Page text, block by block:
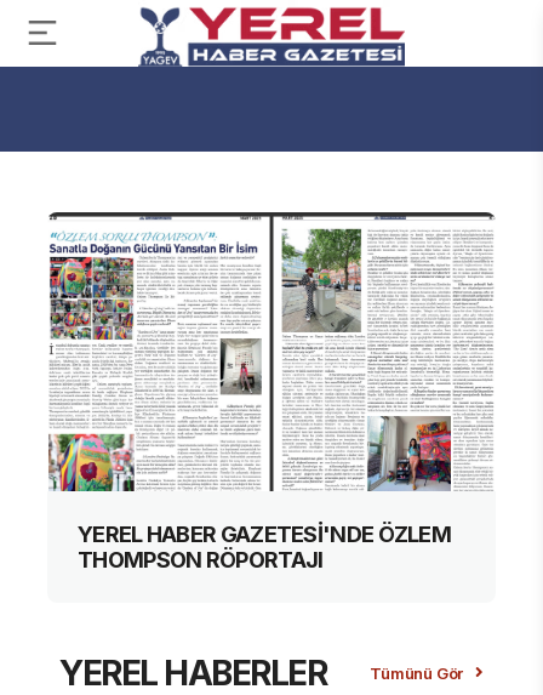
YEREL HABER GAZETESİ'NDE ÖZLEM
THOMPSON RÖPORTAJI
YEREL HABERLER Tümünü Gör